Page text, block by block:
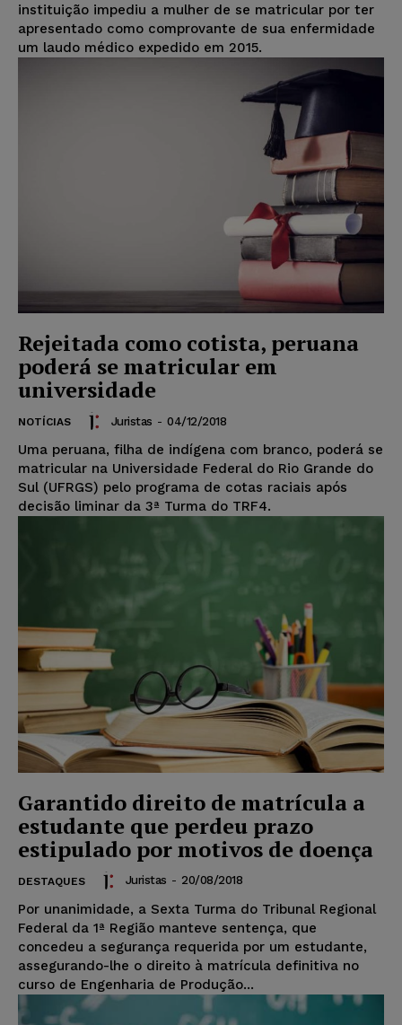
instituição impediu a mulher de se matricular por ter
apresentado como comprovante de sua enfermidade
um laudo médico expedido em 2015.
Rejeitada como cotista, peruana
poderá se matricular em
universidade
NOTÍCIAS Juristas - 04/12/2018
Uma peruana, filha de indígena com branco, poderá se
matricular na Universidade Federal do Rio Grande do
Sul (UFRGS) pelo programa de cotas raciais após
decisão liminar da 3ª Turma do TRF4.
Garantido direito de matrícula a
estudante que perdeu prazo
estipulado por motivos de doença
DESTAQUES Juristas - 20/08/2018
Por unanimidade, a Sexta Turma do Tribunal Regional
Federal da 1ª Região manteve sentença, que
concedeu a segurança requerida por um estudante,
assegurando-lhe o direito à matrícula definitiva no
curso de Engenharia de Produção...